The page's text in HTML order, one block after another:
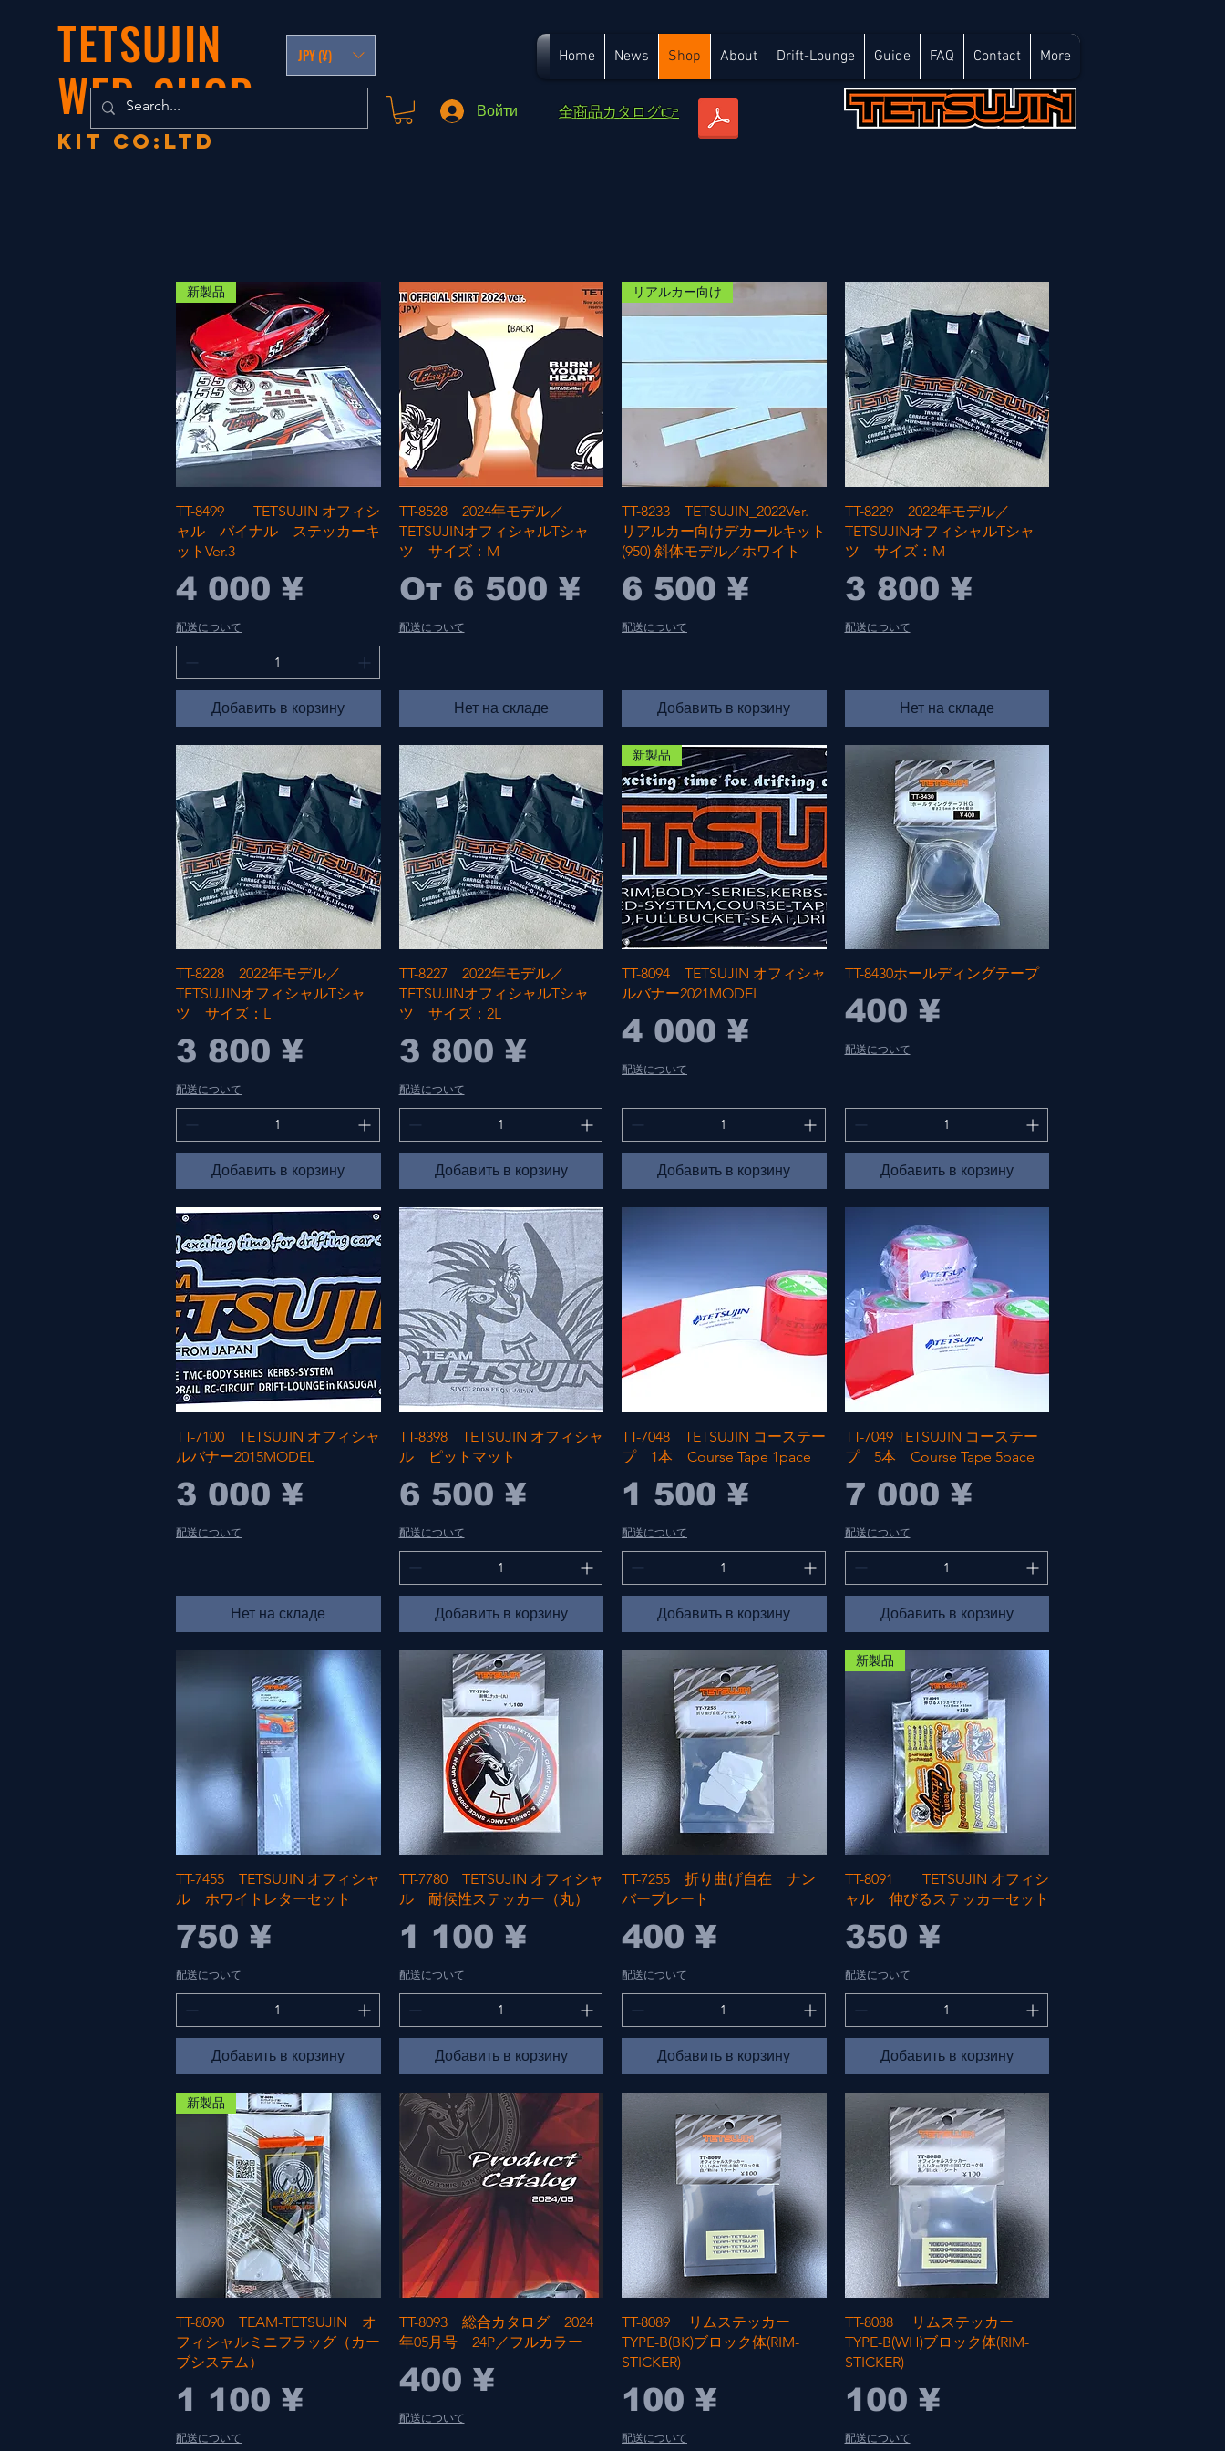
TETSUJIN
WEB-SHOP
KIT co:LTD
JPY (¥) Home News Shop About Drift-Lounge Guide FAQ Contact More
Войти ​全商品カタログ👉
Быстрый просмотр
新製品
TT-8499 TETSUJIN オフィシ
ャル バイナル ステッカーキ
ットVer.3
Цена
4 000 ¥
配送について
Добавить в корзину
Быстрый просмотр
TT-8528 2024年モデル／
TETSUJINオフィシャルTシャ
ツ サイズ：M
От 6 500 ¥
Цена со скидкой
配送について
Нет на складе
Быстрый просмотр
リアルカー向け
TT-8233 TETSUJIN_2022Ver.
リアルカー向けデカールキット
(950) 斜体モデル／ホワイト
Цена
6 500 ¥
配送について
Добавить в корзину
Быстрый просмотр
TT-8229 2022年モデル／
TETSUJINオフィシャルTシャ
ツ サイズ：M
Цена
3 800 ¥
配送について
Нет на складе
Быстрый просмотр
TT-8228 2022年モデル／
TETSUJINオフィシャルTシャ
ツ サイズ：L
Цена
3 800 ¥
配送について
Добавить в корзину
Быстрый просмотр
TT-8227 2022年モデル／
TETSUJINオフィシャルTシャ
ツ サイズ：2L
Цена
3 800 ¥
配送について
Добавить в корзину
Быстрый просмотр
新製品
TT-8094 TETSUJIN オフィシャ
ルバナー2021MODEL
Цена
4 000 ¥
配送について
Добавить в корзину
Быстрый просмотр
TT-8430ホールディングテープ
Цена
400 ¥
配送について
Добавить в корзину
Быстрый просмотр
TT-7100 TETSUJIN オフィシャ
ルバナー2015MODEL
Цена
3 000 ¥
配送について
Нет на складе
Быстрый просмотр
TT-8398 TETSUJIN オフィシャ
ル ピットマット
Цена
6 500 ¥
配送について
Добавить в корзину
Быстрый просмотр
TT-7048 TETSUJIN コーステー
プ 1本 Course Tape 1pace
Цена
1 500 ¥
配送について
Добавить в корзину
Быстрый просмотр
TT-7049 TETSUJIN コーステー
プ 5本 Course Tape 5pace
Цена
7 000 ¥
配送について
Добавить в корзину
Быстрый просмотр
TT-7455 TETSUJIN オフィシャ
ル ホワイトレターセット
Цена
750 ¥
配送について
Добавить в корзину
Быстрый просмотр
TT-7780 TETSUJIN オフィシャ
ル 耐候性ステッカー（丸）
Цена
1 100 ¥
配送について
Добавить в корзину
Быстрый просмотр
TT-7255 折り曲げ自在 ナン
バープレート
Цена
400 ¥
配送について
Добавить в корзину
Быстрый просмотр
新製品
TT-8091 TETSUJIN オフィシ
ャル 伸びるステッカーセット
Цена
350 ¥
配送について
Добавить в корзину
Быстрый просмотр
新製品
TT-8090 TEAM-TETSUJIN オ
フィシャルミニフラッグ（カー
ブシステム）
Цена
1 100 ¥
配送について
Быстрый просмотр
TT-8093 総合カタログ 2024
年05月号 24P／フルカラー
Цена
400 ¥
配送について
Быстрый просмотр
TT-8089 リムステッカー
TYPE-B(BK)ブロック体(RIM-
STICKER)
Цена
100 ¥
配送について
Быстрый просмотр
TT-8088 リムステッカー
TYPE-B(WH)ブロック体(RIM-
STICKER)
Цена
100 ¥
配送について